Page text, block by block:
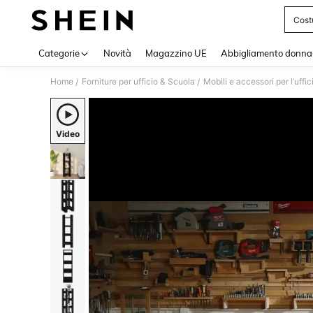
Categorie Novità Magazzino UE Abbigliamento donna
Home / Forniture per ufficio & Scuola / Mobili e accessori per
Video